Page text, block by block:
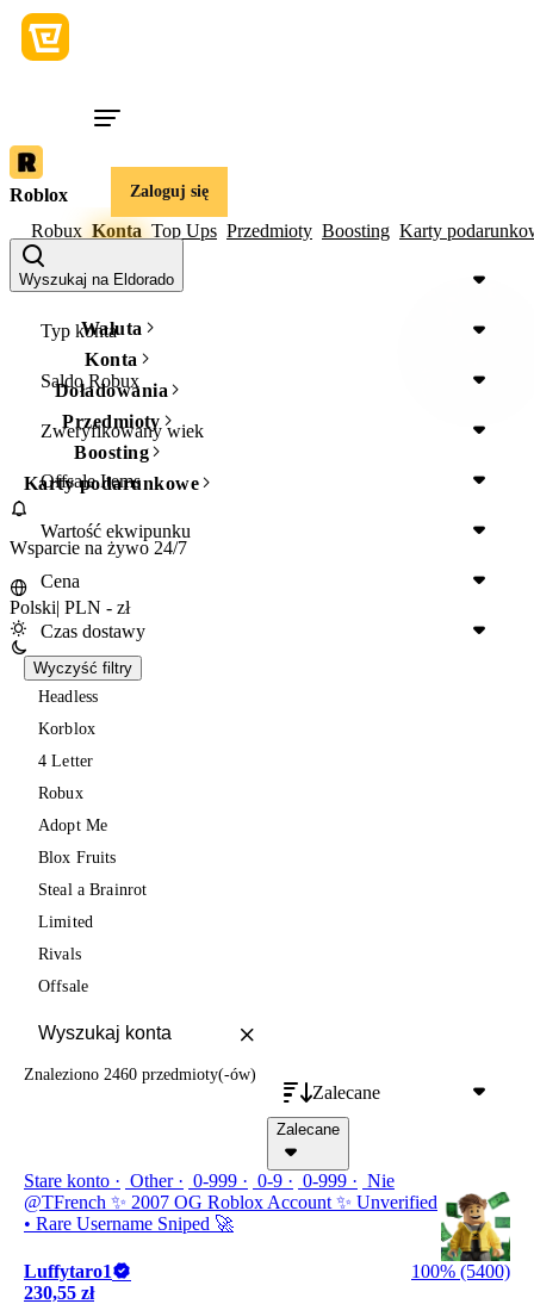
Zaloguj się
Wyszukaj na Eldorado
Waluta
Konta
Doładowania
Przedmioty
Boosting
Karty podarunkowe
Wsparcie na żywo 24/7
Polski| PLN - zł
Roblox
Robux Konta Top Ups Przedmioty Boosting Karty
Gra
Typ konta
Saldo Robux
Zweryfikowany wiek
Offsale Items
Wartość ekwipunku
Cena
Czas dostawy
Wyczyść filtry
Headless
Korblox
4 Letter
Robux
Adopt Me
Blox Fruits
Steal a Brainrot
Limited
Rivals
Offsale
Zalecane
Zalecane
Znaleziono 2460 przedmioty(-ów)
Stare konto Other 0-999 0-9 0-999
Nie
@TFrench ✨ 2007 OG Roblox Account ✨ Unverified
• Rare Username Sniped 🚀
Luffytaro1
100% (5400)
230,55 zł